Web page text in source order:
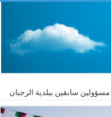
سابقين ببلدية الرجبان